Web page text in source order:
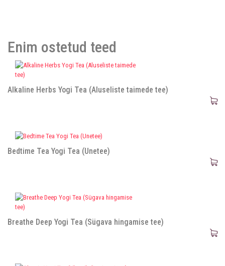
Enim ostetud teed
Alkaline Herbs Yogi Tea (Aluseliste taimede tee)
Bedtime Tea Yogi Tea (Unetee)
Breathe Deep Yogi Tea (Sügava hingamise tee)